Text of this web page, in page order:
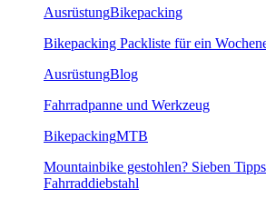
AusrüstungBikepacking
Bikepacking Packliste für ein
AusrüstungBlog
Fahrradpanne und Werkzeug
BikepackingMTB
Mountainbike gestohlen? Sieben
Fahrraddiebstahl